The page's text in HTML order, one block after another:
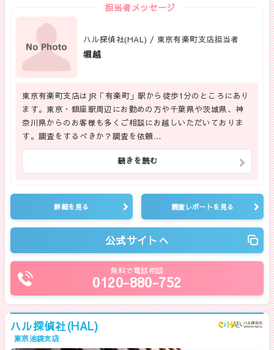
担当者メッセージ
ハル探偵社(HAL) / 東京有楽町支店担当者
堀越
東京有楽町支店はJR「有楽町」駅から徒歩1分のところにあり
ます。東京・銀座駅周辺にお勤めの方や千葉県や茨城県、神
奈川県からのお客様も多くご相談にお越しいただいておりま
す。調査をするべきか？調査を依頼…
続きを読む
詳細を見る 調査レポートを見る
公式サイトへ
無料で電話相談
0120-880-752
ハル探偵社(HAL)
東京池袋支店